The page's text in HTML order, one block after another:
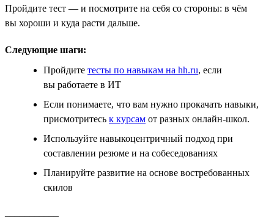
Пройдите тест — и посмотрите на себя со стороны: в чём
вы хороши и куда расти дальше.
Следующие шаги:
Пройдите тесты по навыкам на hh.ru, если
вы работаете в ИТ
Если понимаете, что вам нужно прокачать навыки,
присмотритесь к курсам от разных онлайн-школ.
Используйте навыкоцентричный подход при
составлении резюме и на собеседованиях
Планируйте развитие на основе востребованных
скилов